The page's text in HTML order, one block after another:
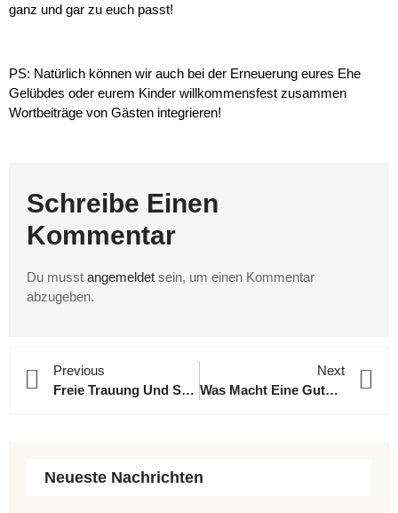
ganz und gar zu euch passt!
PS: Natürlich können wir auch bei der Erneuerung eures Ehe
Gelübdes oder eurem Kinder willkommensfest zusammen
Wortbeiträge von Gästen integrieren!
Schreibe Einen
Kommentar
Du musst angemeldet sein, um einen Kommentar
abzugeben.
Previous
Freie Trauung Und Standesamt An Einem Tag?
Next
Was Macht Eine Gute Traurede Aus – Und Warum Qualität Ihren Preis Hat
Neueste Nachrichten